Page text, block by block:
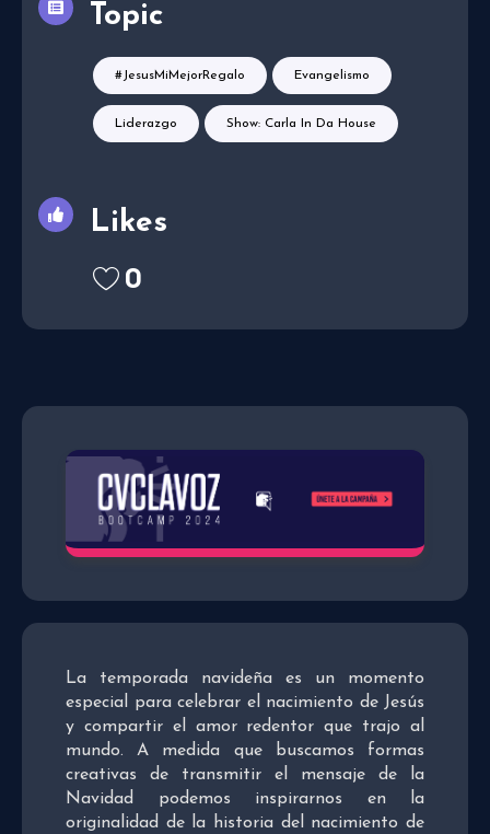
La temporada navideña es un momento
especial para celebrar el nacimiento de Jesús
y compartir el amor redentor que trajo al
mundo. A medida que buscamos formas
creativas de transmitir el mensaje de la
Navidad podemos inspirarnos en la
originalidad de la historia del nacimiento de
Topic
#JesusMiMejorRegalo Evangelismo
Liderazgo Show: Carla In Da House
Likes
0